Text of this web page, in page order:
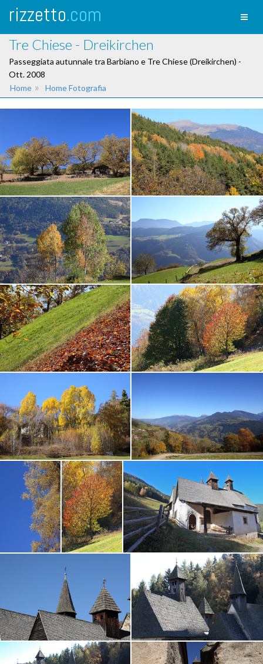
rizzetto.com
Tre Chiese - Dreikirchen
Passeggiata autunnale tra Barbiano e Tre Chiese (Dreikirchen) -
Ott. 2008
Home » Home Fotografia